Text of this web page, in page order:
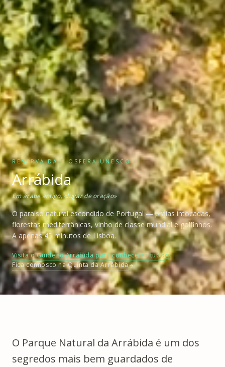
RESERVA DA BIOSFERA UNESCO
Arrábida
Em árabe antigo, «lugar de oração»
O paraíso natural escondido de Portugal — praias intocadas,
florestas mediterrânicas, vinho de classe mundial e golfinhos.
A apenas 45 minutos de Lisboa.
Visita o Guide to Arrábida para conheceres tudo
Fica connosco na Quinta da Arrábida
O Parque Natural da Arrábida é um dos
segredos mais bem guardados de